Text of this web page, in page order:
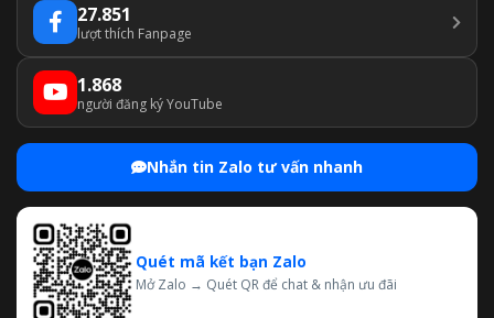
27.851
lượt thích Fanpage
1.868
người đăng ký YouTube
Nhắn tin Zalo tư vấn nhanh
Quét mã kết bạn Zalo
Mở Zalo → Quét QR để chat & nhận ưu đãi